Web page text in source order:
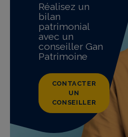
Réalisez un
bilan
patrimonial
avec un
conseiller Gan
Patrimoine
CONTACTER
UN
CONSEILLER